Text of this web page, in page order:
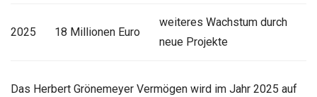
2025 18 Millionen Euro
weiteres Wachstum durch
neue Projekte
Das Herbert Grönemeyer Vermögen wird im Jahr 2025 auf